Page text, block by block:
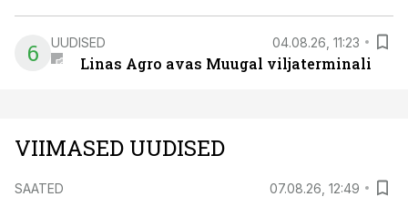
6 UUDISED 04.08.26, 11:23
Linas Agro avas Muugal viljaterminali
VIIMASED UUDISED
SAATED 07.08.26, 12:49